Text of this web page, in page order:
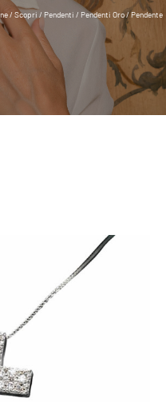
/Scopri / Pendenti / Pendenti Oro/ Pendente